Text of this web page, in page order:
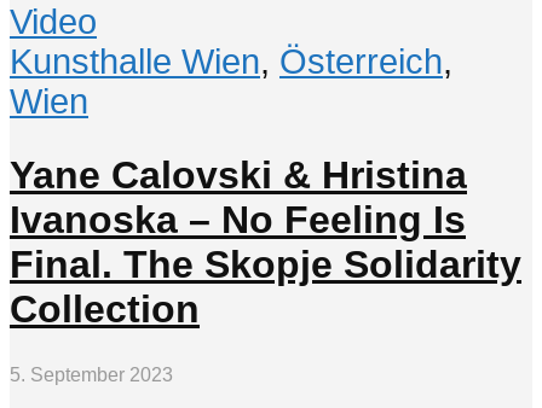
Video
Kunsthalle Wien, Österreich,
Wien
Yane Calovski & Hristina
Ivanoska – No Feeling Is
Final. The Skopje Solidarity
Collection
5. September 2023